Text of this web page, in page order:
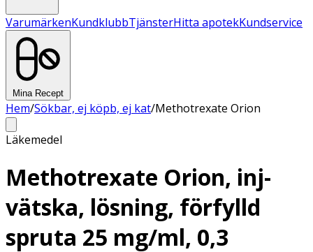
VarumärkenKundklubbTjänsterHitta apotekKundservice
Mina Recept
Hem/Sökbar, ej köpb, ej kat/Methotrexate Orion
Läkemedel
Methotrexate Orion, inj-
vätska, lösning, förfylld
spruta 25 mg/ml, 0,3